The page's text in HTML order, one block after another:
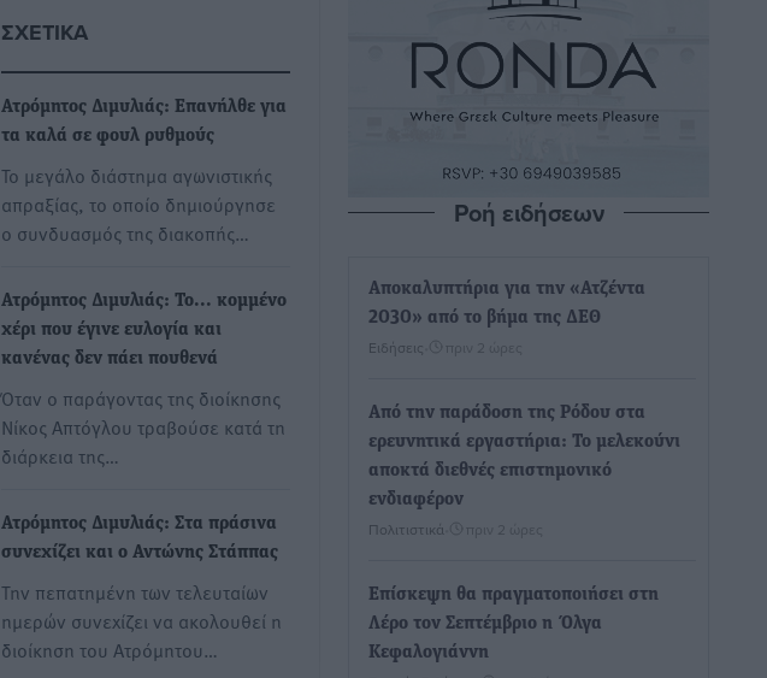
ΣΧΕΤΙΚΆ
Ατρόμητος Διμυλιάς: Επανήλθε για
τα καλά σε φουλ ρυθμούς
Το μεγάλο διάστημα αγωνιστικής
απραξίας, το οποίο δημιούργησε
ο συνδυασμός της διακοπής…
Ατρόμητος Διμυλιάς: Το... κομμένο
χέρι που έγινε ευλογία και
κανένας δεν πάει πουθενά
Όταν ο παράγοντας της διοίκησης
Νίκος Απτόγλου τραβούσε κατά τη
διάρκεια της…
Ατρόμητος Διμυλιάς: Στα πράσινα
συνεχίζει και ο Αντώνης Στάππας
Την πεπατημένη των τελευταίων
ημερών συνεχίζει να ακολουθεί η
διοίκηση του Ατρόμητου…
Ροή ειδήσεων
Αποκαλυπτήρια για την «Ατζέντα
2030» από το βήμα της ΔΕΘ
Ειδήσεις πριν 2 ώρες
Από την παράδοση της Ρόδου στα
ερευνητικά εργαστήρια: Το μελεκούνι
αποκτά διεθνές επιστημονικό
ενδιαφέρον
Πολιτιστικά πριν 2 ώρες
Επίσκεψη θα πραγματοποιήσει στη
Λέρο τον Σεπτέμβριο η Όλγα
Κεφαλογιάννη